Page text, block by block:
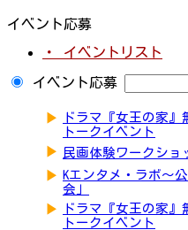
イベント応募
・ イベントリスト
イベント応募
▶
ドラマ『女王の家
トークイベント
▶ 民画体験ワークショ
▶ Kエンタメ・ラボ～
会」
▶
ドラマ『女王の家
トークイベント